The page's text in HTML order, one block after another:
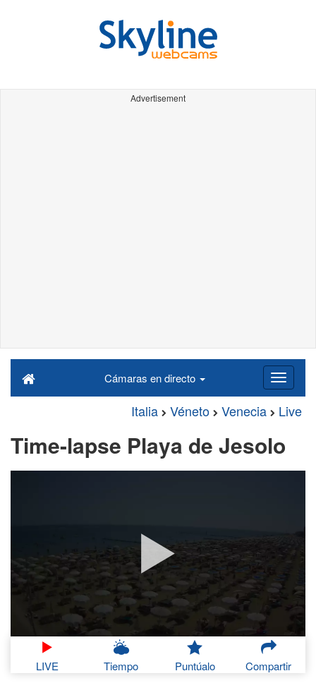
Advertisement
Cámaras en directo
Italia Véneto Venecia Live
Time-lapse Playa de Jesolo
LIVE Tiempo Puntúalo Compartir